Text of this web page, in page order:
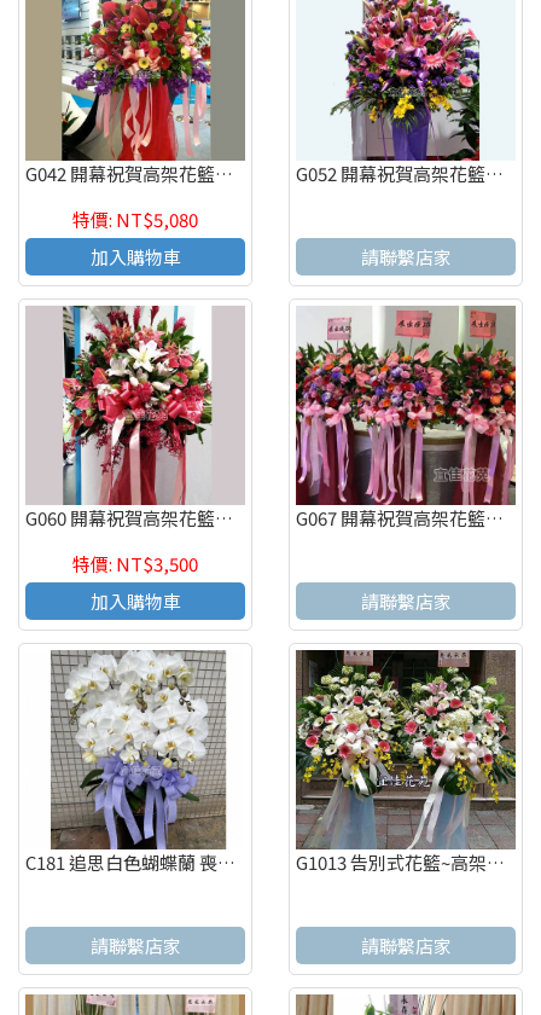
G042 開幕祝賀高架花籃、開幕藝術花籃 慶祝榮陞、開幕喬遷(一個)
特價: NT$5,080
加入購物車
G052 開幕祝賀高架花籃、開幕藝術花籃 慶祝榮陞、開幕喬遷(一個)
請聯繫店家
G060 開幕祝賀高架花籃、開幕藝術花籃 慶祝榮陞、開幕喬遷(一個)
特價: NT$3,500
加入購物車
G067 開幕祝賀高架花籃、開幕藝術花籃 慶祝榮陞、開幕喬遷(一個)
請聯繫店家
C181 追思白色蝴蝶蘭 喪禮蝴蝶蘭 弔唁蝴蝶蘭
請聯繫店家
G1013 告別式花籃~高架花籃 追思高架花籃(一對)
請聯繫店家